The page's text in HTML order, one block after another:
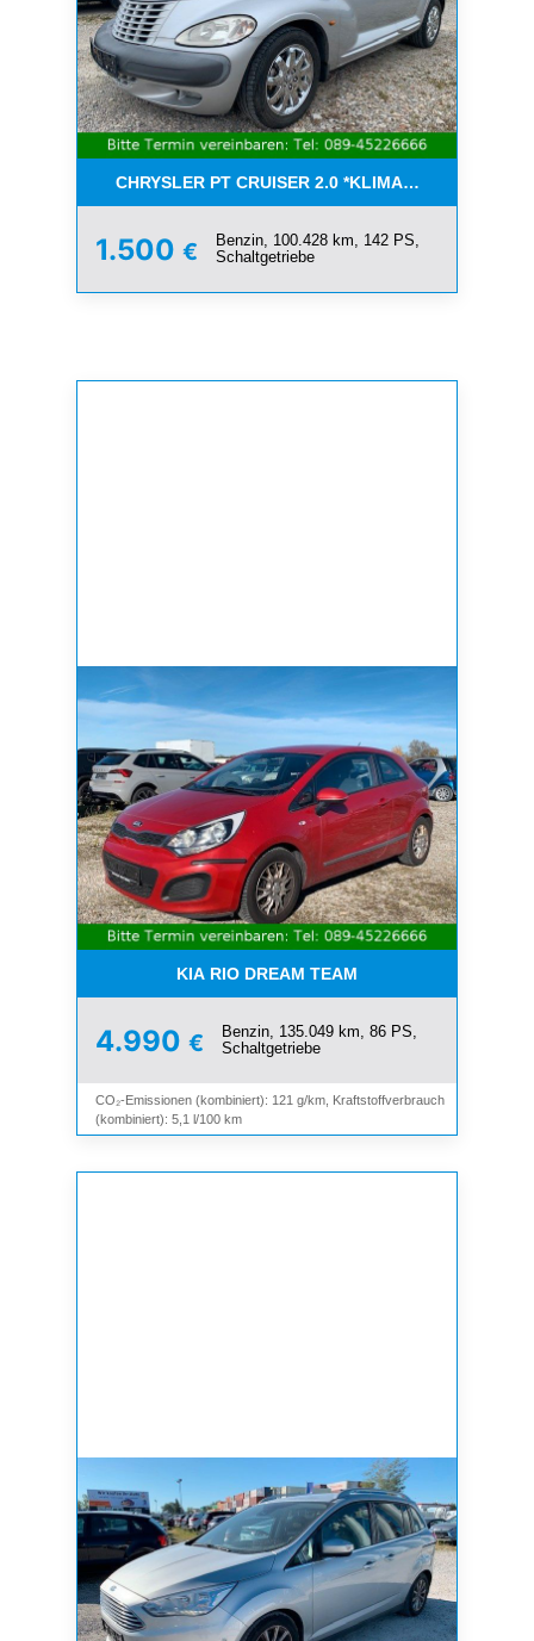
CHRYSLER PT CRUISER 2.0
1.500 €
Benzin, 100.428 km, 142 PS,
Schaltgetriebe
KIA RIO DREAM TEAM
4.990 €
Benzin, 135.049 km, 86 PS,
Schaltgetriebe
CO₂-Emissionen (kombiniert): 121 g/km, Kraftstoffverbrauch
(kombiniert): 5,1 l/100 km